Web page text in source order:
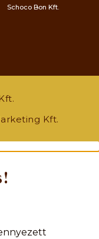
Schoco Bon Kft.
Kft.